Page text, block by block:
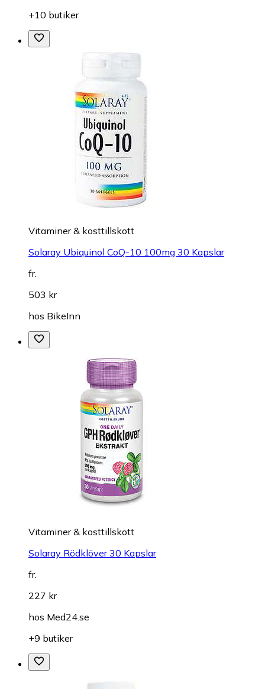
+10 butiker
Vitaminer & kosttillskott
Solaray Ubiquinol CoQ-10 100mg 30 Kapslar
fr.
503 kr
hos BikeInn
Vitaminer & kosttillskott
Solaray Rödklöver 30 Kapslar
fr.
227 kr
hos Med24.se
+9 butiker